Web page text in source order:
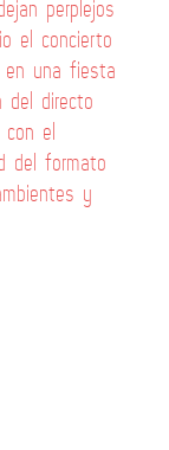
perplejos
el concierto
una fiesta
del directo
el
del formato
y